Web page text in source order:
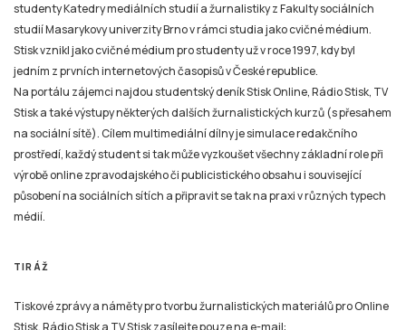
studenty Katedry mediálních studií a žurnalistiky z Fakulty sociálních
studií Masarykovy univerzity Brno v rámci studia jako cvičné médium.
Stisk vznikl jako cvičné médium pro studenty už v roce 1997, kdy byl
jedním z prvních internetových časopisů v České republice.
Na portálu zájemci najdou studentský deník Stisk Online, Rádio Stisk, TV
Stisk a také výstupy některých dalších žurnalistických kurzů (s přesahem
na sociální sítě). Cílem multimediální dílny je simulace redakčního
prostředí, každý student si tak může vyzkoušet všechny základní role při
výrobě online zpravodajského či publicistického obsahu i související
působení na sociálních sítích a připravit se tak na praxi v různých typech
médií.
TIRÁŽ
Tiskové zprávy a náměty pro tvorbu žurnalistických materiálů pro Online